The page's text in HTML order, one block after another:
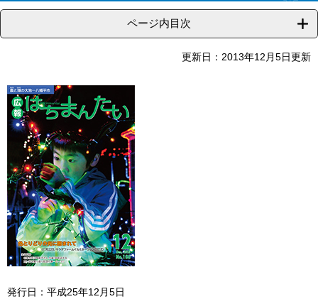
ページ内目次
更新日：2013年12月5日更新
発行日：平成25年12月5日